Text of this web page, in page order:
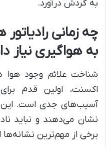
به گردش درآورد.
چه زمانی
به هواگیری نیاز
شناخت علائم وجود هوا
اکسنت، اولین قدم
آسیب‌های جدی است. این
نشان می‌دهند و نباید
برخی از مهم‌ترین نشانه‌ها